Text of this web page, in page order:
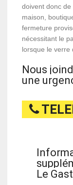
doivent donc de
maison,
fermeture
nécessitant le
lorsque le verre
Nous
une
Le Gast